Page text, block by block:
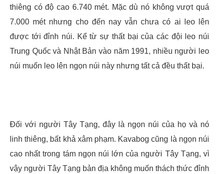
thiêng có độ cao 6.740 mét. Mặc dù nó không vượt quá
7.000 mét nhưng cho đến nay vẫn chưa có ai leo lên
được tới đỉnh núi. Kể từ sự thất bại của các đội leo núi
Trung Quốc và Nhật Bản vào năm 1991, nhiều người leo
núi muốn leo lên ngọn núi này nhưng tất cả đều thất bại.
Đối với người Tây Tạng, đây là ngọn núi của họ và nó
linh thiêng, bất khả xâm phạm. Kavabog cũng là ngọn núi
cao nhất trong tám ngọn núi lớn của người Tây Tạng, vì
vậy người Tây Tạng bản địa không muốn thách thức đỉnh